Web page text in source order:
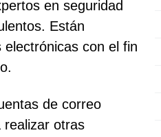
en seguridad
Están
con el fin
de correo
realizar otras